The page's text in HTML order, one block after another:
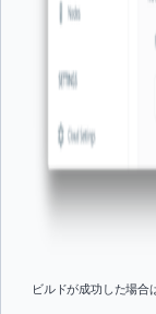
ビルドが成功した場合